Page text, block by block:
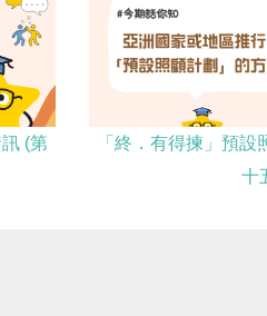
(第
「終．有得揀」預
十